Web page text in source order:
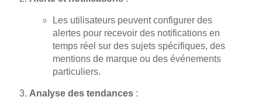
Les utilisateurs peuvent configurer des
alertes pour recevoir des notifications en
temps réel sur des sujets spécifiques, des
mentions de marque ou des événements
particuliers.
Analyse des tendances :